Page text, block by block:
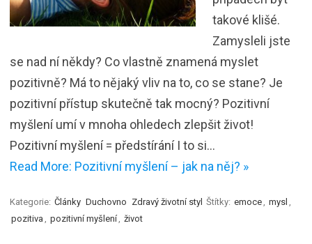
takové klišé.
Zamysleli jste
se nad ní někdy? Co vlastně znamená myslet
pozitivně? Má to nějaký vliv na to, co se stane? Je
pozitivní přístup skutečně tak mocný? Pozitivní
myšlení umí v mnoha ohledech zlepšit život!
Pozitivní myšlení = předstírání I to si…
Read More: Pozitivní myšlení – jak na něj? »
Kategorie: Články Duchovno Zdravý životní styl Štítky: emoce mysl
pozitiva
pozitivní myšlení život